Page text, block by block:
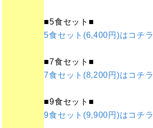
■5食セット■
5食セット(6,400円)はコチラ
■7食セット■
7食セット(8,200円)はコチラ
■9食セット■
9食セット(9,900円)はコチラ